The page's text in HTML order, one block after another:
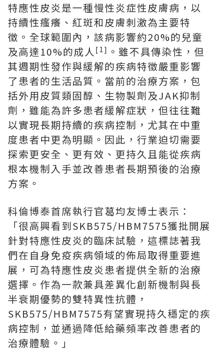
特應性皮炎是一種慢性炎症性皮膚病，以
持續性瘙癢、紅斑和皮膚刺激為主要特
徵。全球範圍內，該病影響約20%的兒童
及高達10%的成人[1] 。雖不具傳染性，但
其週期性發作與緩解的疾病特徵嚴重影響
了患者的生活品質。當前的治療方案，包
括外用皮質類固醇、生物製劑及JAK抑制
劑，雖能為許多患者緩解症狀，但往往難
以實現長期持續的疾病控制，尤其在中重
度患者中更為明顯。因此，行業迫切需要
探索更安全、更有效、更持久且能從疾病
根本機制入手並改善患者長期預後的治療
方案。
科倫博泰首席執行官葛均友博士表示：
「很高興看到SKB575/HBM7575獲批開展
針對特應性皮炎的臨床試驗，這標誌著我
們在自身免疫疾病領域的佈局取得重要進
展，可為特應性皮炎患者提供全新的治療
選擇。作為一款兼具差異化創新機制與長
半衰期優勢的雙特異性抗體，
SKB575/HBM7575有望實現持久穩定的疾
病控制，並通過降低給藥頻率改善患者的
治療體驗。」